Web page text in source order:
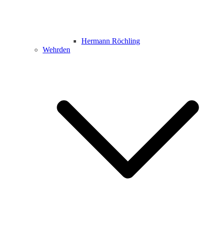
Hermann Röchling
Wehrden